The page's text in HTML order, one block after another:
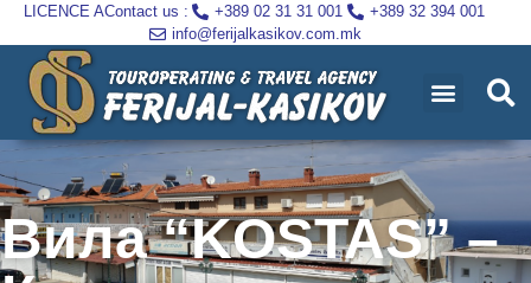
LICENCE AContact us : +389 02 31 31 001
+389 32 394 001
info@ferijalkasikov.com.mk
Вила “KOSTAS” –